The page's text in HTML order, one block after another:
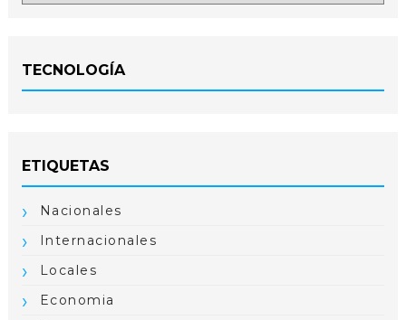
TECNOLOGÍA
ETIQUETAS
Nacionales
Internacionales
Locales
Economia